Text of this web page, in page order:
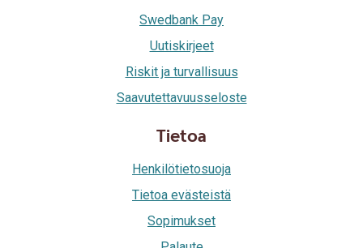
Swedbank Pay
Uutiskirjeet
Riskit ja turvallisuus
Saavutettavuusseloste
Tietoa
Henkilötietosuoja
Tietoa evästeistä
Sopimukset